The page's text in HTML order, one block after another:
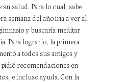
salud. Para lo cual, sabe
semana del año iría a ver al
y buscaría meditar
Para lograrlo, la primera
a todos sus amigos y
recomendaciones en
e incluso ayuda. Con la